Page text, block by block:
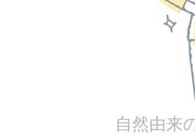
自然由来